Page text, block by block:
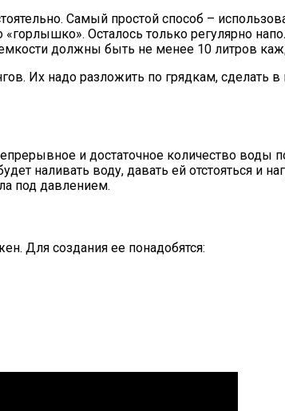
Самый простой способ –
Осталось только регулярно
должны быть не менее 10 литров
Их надо разложить по грядкам, сделать
и достаточное количество воды
наливать воду, давать ей отстояться и
под давлением.
Для создания ее понадобятся: